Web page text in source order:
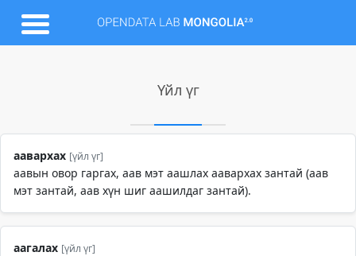
Үйл үг
аавархах [үйл үг]
аавын овор гаргах, аав мэт аашлах аавархах зантай (аав
мэт зантай, аав хүн шиг аашилдаг зантай).
аагалах [үйл үг]